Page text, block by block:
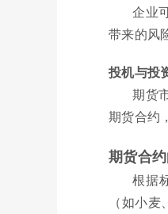
企业
带来的风
投机与投
期货
期货合约
期货合
根据
（如小